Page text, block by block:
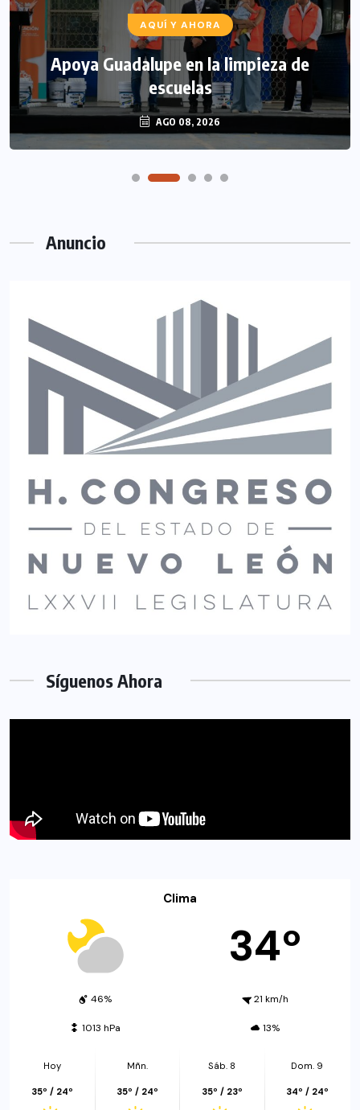
AQUÍ Y AHORA
Apoya Guadalupe en la limpieza de
escuelas
AGO 08, 2026
Anuncio
Síguenos Ahora
Clima
34º
46% 21 km/h
1013 hPa 13%
Hoy
35º / 24º
Mñn.
35º / 24º
Sáb. 8
35º / 23º
Dom. 9
34º / 24º